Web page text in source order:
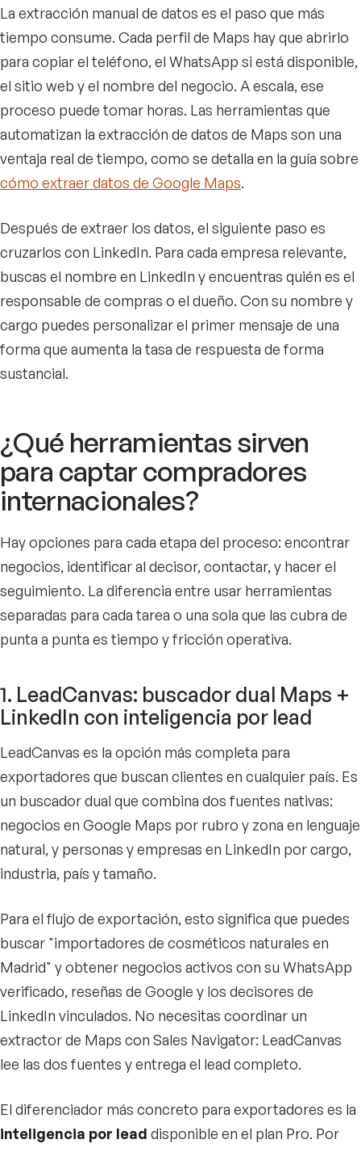
La extracción manual de datos es el paso que más
tiempo consume. Cada perfil de Maps hay que abrirlo
para copiar el teléfono, el WhatsApp si está disponible,
el sitio web y el nombre del negocio. A escala, ese
proceso puede tomar horas. Las herramientas que
automatizan la extracción de datos de Maps son una
ventaja real de tiempo, como se detalla en la guía sobre
cómo extraer datos de Google Maps.
Después de extraer los datos, el siguiente paso es
cruzarlos con LinkedIn. Para cada empresa relevante,
buscas el nombre en LinkedIn y encuentras quién es el
responsable de compras o el dueño. Con su nombre y
cargo puedes personalizar el primer mensaje de una
forma que aumenta la tasa de respuesta de forma
sustancial.
¿Qué herramientas sirven
para captar compradores
internacionales?
Hay opciones para cada etapa del proceso: encontrar
negocios, identificar al decisor, contactar, y hacer el
seguimiento. La diferencia entre usar herramientas
separadas para cada tarea o una sola que las cubra de
punta a punta es tiempo y fricción operativa.
1. LeadCanvas: buscador dual Maps +
LinkedIn con inteligencia por lead
LeadCanvas es la opción más completa para
exportadores que buscan clientes en cualquier país. Es
un buscador dual que combina dos fuentes nativas:
negocios en Google Maps por rubro y zona en lenguaje
natural, y personas y empresas en LinkedIn por cargo,
industria, país y tamaño.
Para el flujo de exportación, esto significa que puedes
buscar "importadores de cosméticos naturales en
Madrid" y obtener negocios activos con su WhatsApp
verificado, reseñas de Google y los decisores de
LinkedIn vinculados. No necesitas coordinar un
extractor de Maps con Sales Navigator: LeadCanvas
lee las dos fuentes y entrega el lead completo.
El diferenciador más concreto para exportadores es la
inteligencia por lead disponible en el plan Pro. Por